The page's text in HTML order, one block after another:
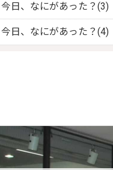
今日、なにがあった？
今日、なにがあった？